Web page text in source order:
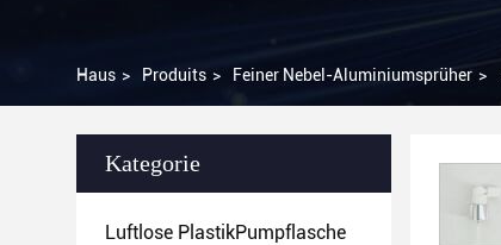
Haus > Produits > Feiner Nebel-Aluminiumsprüher >
Kategorie
Luftlose PlastikPumpflasche